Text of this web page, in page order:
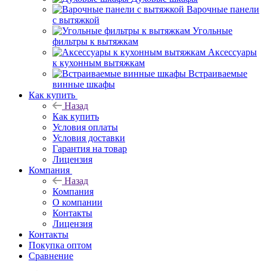
Варочные панели
с вытяжкой
Угольные
фильтры к вытяжкам
Аксессуары
к кухонным вытяжкам
Встраиваемые
винные шкафы
Как купить
Назад
Как купить
Условия оплаты
Условия доставки
Гарантия на товар
Лицензия
Компания
Назад
Компания
О компании
Контакты
Лицензия
Контакты
Покупка оптом
Сравнение